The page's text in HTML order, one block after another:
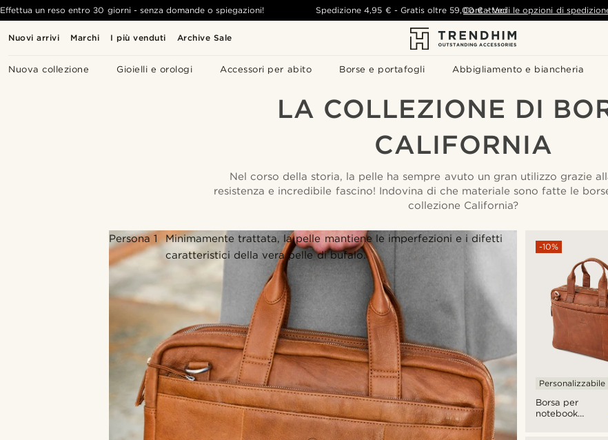
Nuovi arrivi Marchi I più venduti Archive Sale
Nuova collezione Gioielli e orologi Accessori per abito Borse e portafogli Abbigliamento e biancheria
Effettua un reso entro 30 giorni - senza domande o spiegazioni! Spedizione 4,95 € - Gratis oltre 59,00 € - Vedi le opzioni di
Contattaci
LA COLLEZIONE DI
CALIFORNIA
Nel corso della storia, la pelle ha sempre avuto un gran utilizzo grazie
resistenza e incredibile fascino! Indovina di che materiale sono fatte le
collezione California?
Persona 1
Minimamente trattata, la pelle mantiene le imperfezioni e i difetti
caratteristici della vera pelle di bufalo.
Borsa per
notebook
-10%
Personalizzabile